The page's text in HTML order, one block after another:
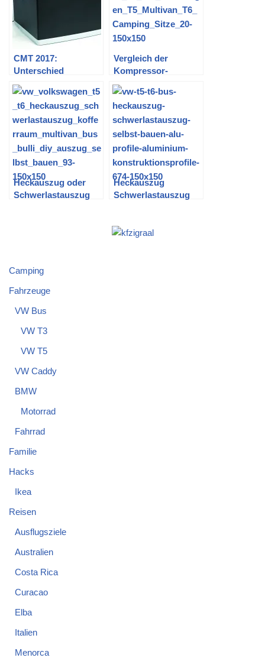
CMT 2017:
Unterschied
zwischen Dometic
CoolFun CK 40D
Hybrid und Waeco
CoolFun CK 40D
Hybrid?
Vergleich der
Kompressor-
Kühlboxen Waeco
Dometic CDF-11 und
CDF-36 (im VW T5)
Heckauszug oder
Schwerlastauszug
Heckauszug
Schwerlastauszug
Aluprofile
Camping
Fahrzeuge
VW Bus
VW T3
VW T5
VW Caddy
BMW
Motorrad
Fahrrad
Familie
Hacks
Ikea
Reisen
Ausflugsziele
Australien
Costa Rica
Curacao
Elba
Italien
Menorca